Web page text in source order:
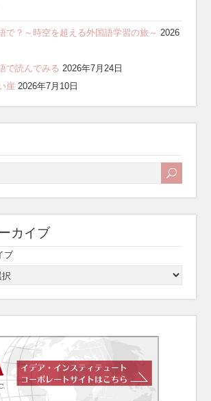
で？～時空を超える外国語学習の旅～ 2026
で読んでみる 2026年7月24日
崖 2026年7月10日
カイブ
ブ